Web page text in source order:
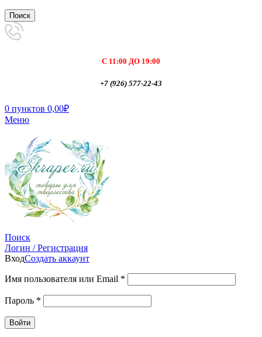
Поиск
С 11:00 ДО 19:00
+7 (926) 577-22-43
0 пунктов 0,00₽
Меню
Поиск
Логин / Регистрация
ВходСоздать аккаунт
Имя пользователя или Email *
Пароль *
Войти